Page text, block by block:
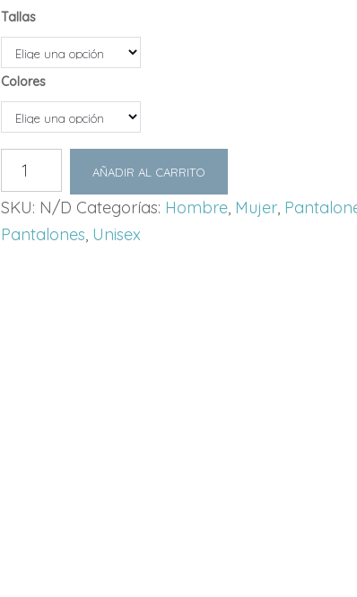
Tallas
Colores
LEGGIN
SPIRAL
UNISEX
cantidad
AÑADIR AL CARRITO
SKU: N/D Categorías: Hombre, Mujer,
Pantalones, Unisex